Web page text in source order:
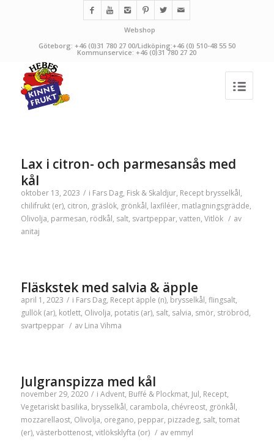
Webshop
Göteborg: +46 (0)31 780 27 00/Lidköping:+46 (0) 510-48 55 50
Kommunservice: +46 (0)31 780 27 20
Lax i citron- och parmesansås med
kål
oktober 13, 2023 / i Fars Dag, Fisk & Skaldjur, Recept brysselkål,
chilifrukt (er), citron, gräslök, grönkål, laxfiléer, matlagningsgrädde,
Olivolja, parmesan, rödkål, salt, svartpeppar, vatten, Vitlök / av
anitaj
Fläskstek med salvia & äpple
april 1, 2023 / i Fars Dag, Recept äpple (n), brysselkål, flingsalt,
gullök (ar), kotlett, Olivolja, potatis (ar), salt, salvia, smör, ströbröd,
svartpeppar / av Lina Vihma
Julgranspizza med kål
november 29, 2020 / i Advent, Buffé & Plockmat, Jul, Recept,
Vegetariskt basilika, brysselkål, carambola, chévreost, grönkål,
mozzarellaost, Olivolja, oregano, peppar, pizzadeg, salt, tomat
(er), västerbottenost, vitlöksklyfta (or) / av emmyl